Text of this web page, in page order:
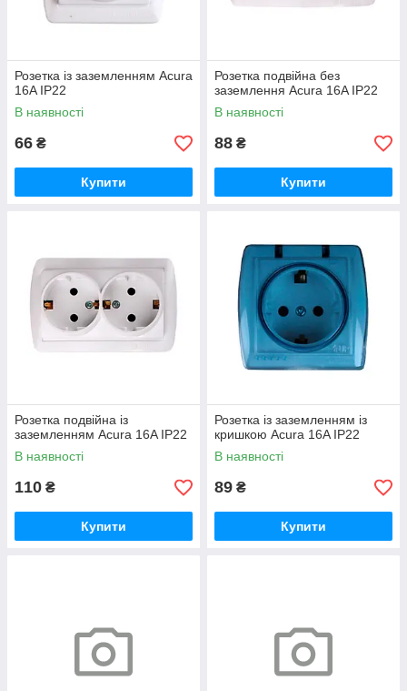
Розетка із заземленням Acura
16A IP22
В наявності
66 ₴
Купити
Розетка подвійна без
заземлення Acura 16A IP22
В наявності
88 ₴
Купити
Розетка подвійна із
заземленням Acura 16A IP22
В наявності
110 ₴
Купити
Розетка із заземленням із
кришкою Acura 16A IP22
В наявності
89 ₴
Купити